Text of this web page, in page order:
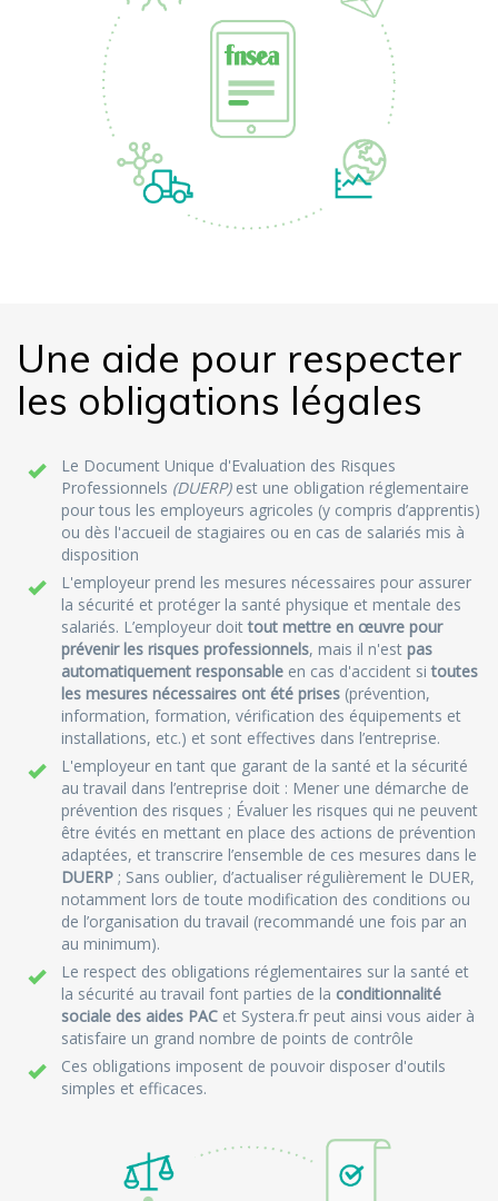
Une aide pour respecter
les obligations légales
Le Document Unique d'Evaluation des Risques
Professionnels (DUERP)est une obligation réglementaire
pour tous les employeurs agricoles (y compris d’apprentis)
ou dès l'accueil de stagiaires ou en cas de salariés mis à
disposition
L'employeur prend les mesures nécessaires pour assurer
la sécurité et protéger la santé physique et mentale des
salariés. L’employeur doittout mettre en œuvre pour
prévenir les risques professionnels, mais il n'est pas
automatiquement responsable en cas d'accident sitoutes
les mesures nécessaires ont été prises (prévention,
information, formation, vérification des équipements et
installations, etc.) et sont effectives dans l’entreprise.
L'employeur en tant que garant de la santé et la sécurité
au travail dans l’entreprise doit : Mener une démarche de
prévention des risques ; Évaluer les risques qui ne peuvent
être évités en mettant en place des actions de prévention
adaptées, et transcrire l’ensemble de ces mesures dans le
DUERP ; Sans oublier, d’actualiser régulièrement le DUER,
notamment lors de toute modification des conditions ou
de l’organisation du travail (recommandé une fois par an
au minimum).
Le respect des obligations réglementaires sur la santé et
la sécurité au travail font parties de la conditionnalité
sociale des aides PAC et Systera.fr peut ainsi vous aider à
satisfaire un grand nombre de points de contrôle
Ces obligations imposent de pouvoir disposer d'outils
simples et efficaces.